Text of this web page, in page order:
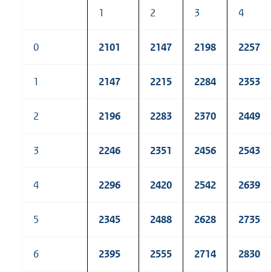
1 2 3 4
0 2101 2147 2198 2257
1 2147 2215 2284 2353
2 2196 2283 2370 2449
3 2246 2351 2456 2543
4 2296 2420 2542 2639
5 2345 2488 2628 2735
6 2395 2555 2714 2830